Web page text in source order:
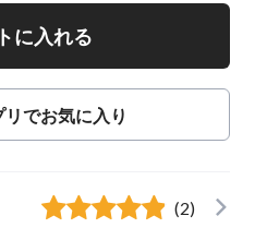
に入れる
でお気に入り
(2)